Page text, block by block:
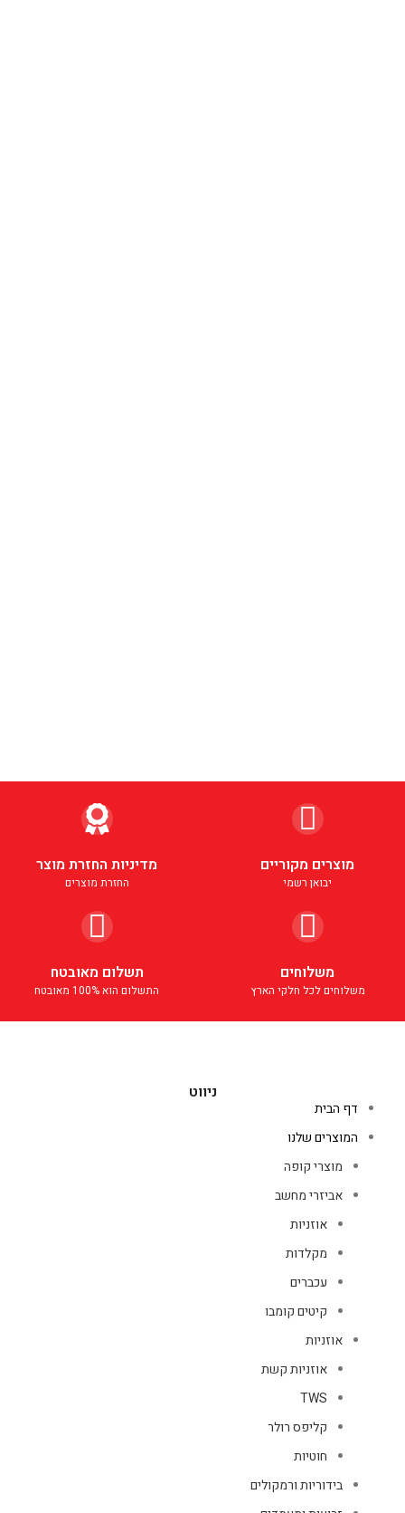
מוצרים מקוריים
יבואן רשמי
מדיניות החזרת מוצר
החזרת מוצרים
משלוחים
משלוחים לכל חלקי הארץ
תשלום מאובטח
התשלום הוא 100% מאובטח
ניווט
דף הבית
המוצרים שלנו
מוצרי קופה
אביזרי מחשב
אוזניות
מקלדות
עכברים
קיטים קומבו
אוזניות
אוזניות קשת
TWS
קליפס רולר
חוטיות
בידוריות ורמקולים